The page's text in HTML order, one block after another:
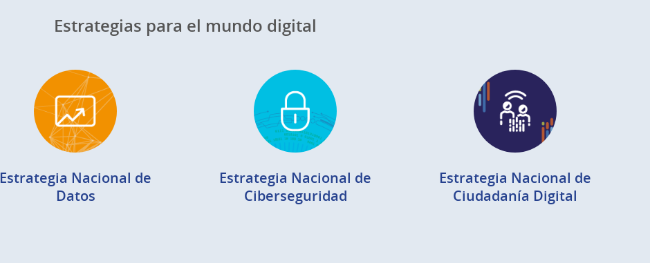
Estrategias para el mundo digital
Estrategia Nacional de
Datos
Estrategia Nacional de
Ciberseguridad
Estrategia Nacional de
Ciudadanía Digital